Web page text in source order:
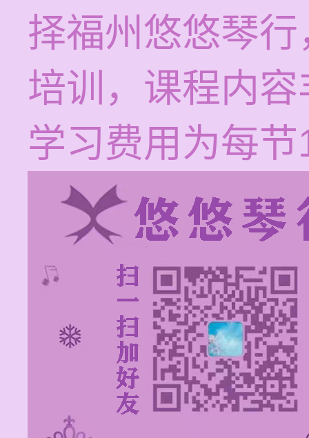
择福州悠悠琴
培训，课程内
学习费用为每